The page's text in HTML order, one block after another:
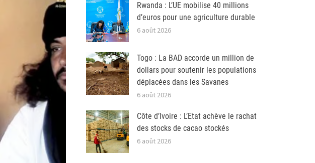
Rwanda : L’UE mobilise 40 millions
d’euros pour une agriculture durable
6 août 2026
Togo : La BAD accorde un million de
dollars pour soutenir les populations
déplacées dans les Savanes
6 août 2026
Côte d’Ivoire : L’Etat achève le rachat
des stocks de cacao stockés
6 août 2026